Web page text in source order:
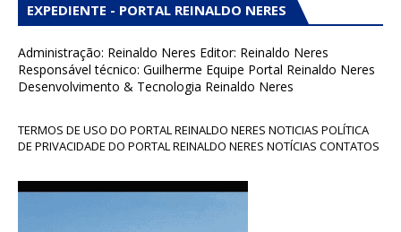
EXPEDIENTE - PORTAL REINALDO NERES
Administração: Reinaldo Neres Editor: Reinaldo Neres
Responsável técnico: Guilherme Equipe Portal Reinaldo Neres
Desenvolvimento & Tecnologia Reinaldo Neres
TERMOS DE USO DO PORTAL REINALDO NERES NOTICIAS POLÍTICA
DE PRIVACIDADE DO PORTAL REINALDO NERES NOTÍCIAS CONTATOS